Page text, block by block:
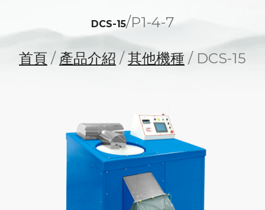
影片專區
行銷區域
電子型錄
PORTUGUÊS
DCS-15/P1-4-7
首頁 / 產品介紹 /其他機種 / DCS-15